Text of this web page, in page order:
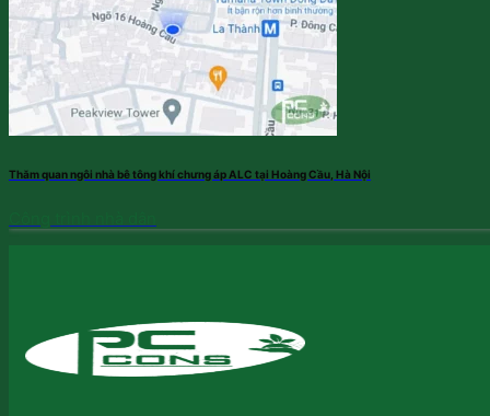
Thăm quan ngôi nhà bê tông khí chưng áp ALC tại Hoàng Cầu, Hà Nội